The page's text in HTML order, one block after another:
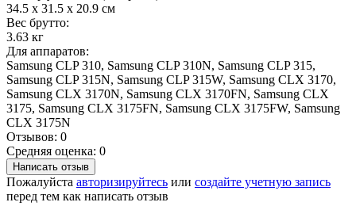
34.5 x 31.5 x 20.9 см
Вес брутто:
3.63 кг
Для аппаратов:
Samsung CLP 310, Samsung CLP 310N, Samsung CLP 315,
Samsung CLP 315N, Samsung CLP 315W, Samsung CLX 3170,
Samsung CLX 3170N, Samsung CLX 3170FN, Samsung CLX
3175, Samsung CLX 3175FN, Samsung CLX 3175FW, Samsung
CLX 3175N
Отзывов: 0
Средняя оценка: 0
Написать отзыв
Пожалуйста авторизируйтесь или создайте учетную запись
перед тем как написать отзыв